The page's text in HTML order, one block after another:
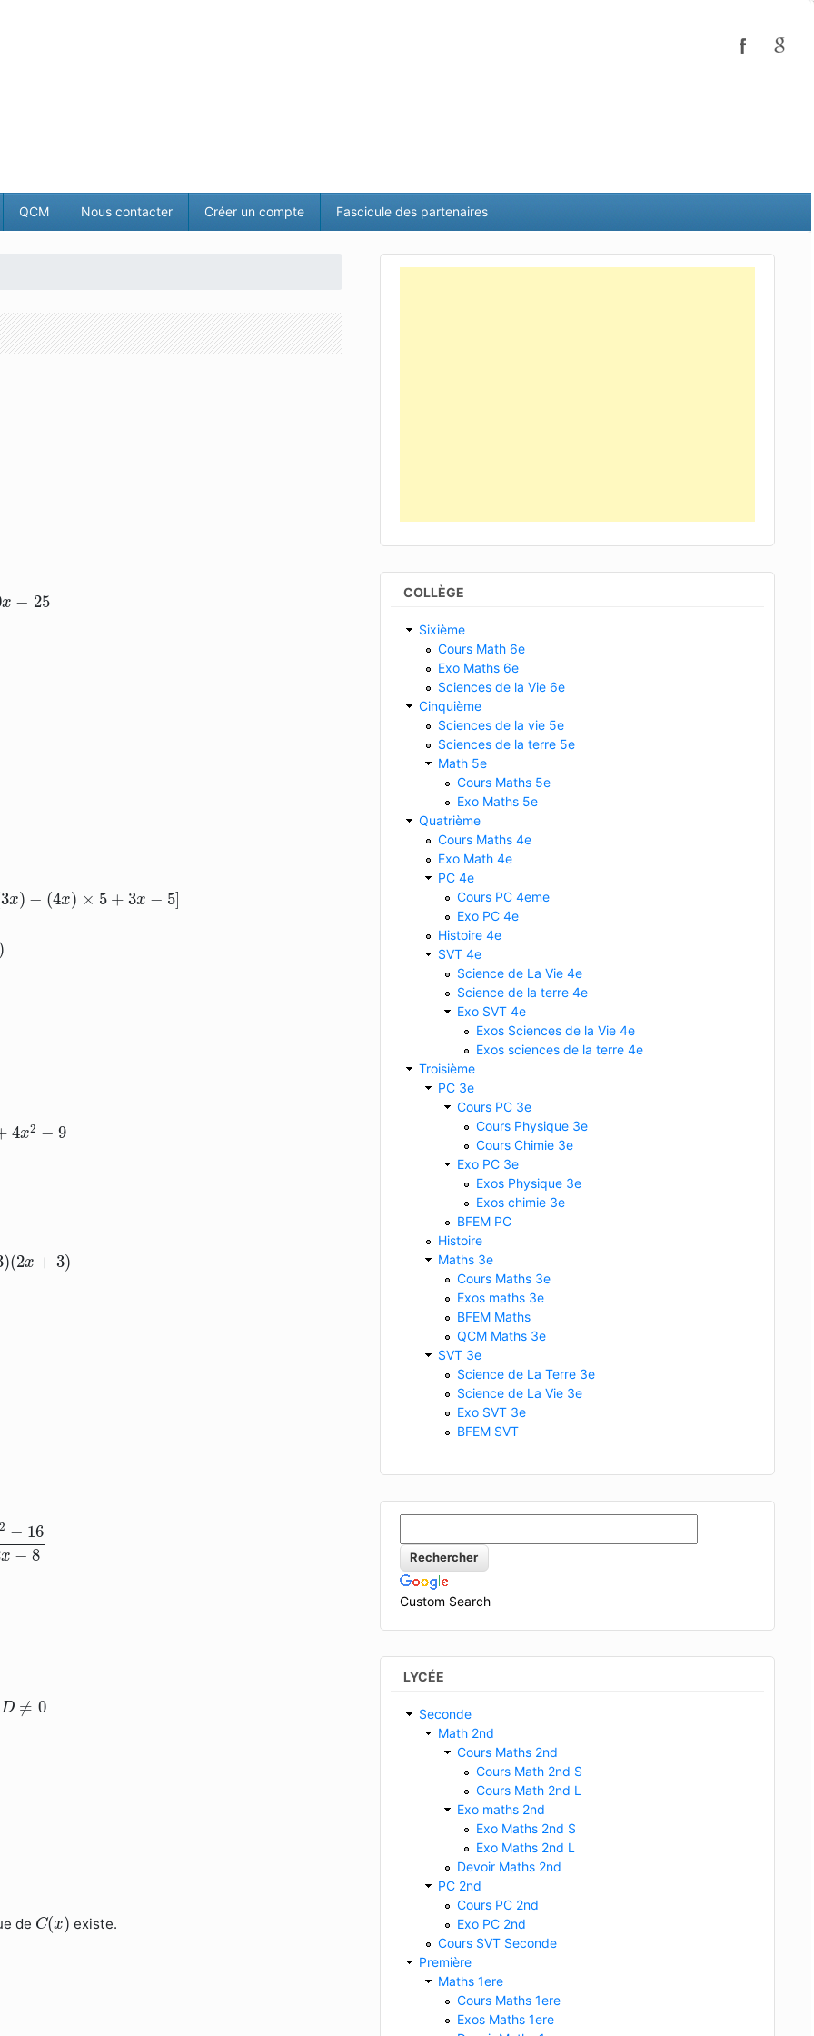
QCM Nous contacter Créer un compte Fascicule des partenaires
x − 25
3x) − (4x) × 5 + 3x − 5]
)
20x+3 x−5)=9
4x2 − 9
9
)(2x + 3)
x −3)(3−4x +1
2 − 16
x − 8
−16 2x−
D ≠ 0
D≠ 0
de C(x)
C( ) existe.
COLLÈGE
Sixième
Cours Math 6e
Exo Maths 6e
Sciences de la Vie 6e
Cinquième
Sciences de la vie 5e
Sciences de la terre 5e
Math 5e
Cours Maths 5e
Exo Maths 5e
Quatrième
Cours Maths 4e
Exo Math 4e
PC 4e
Cours PC 4eme
Exo PC 4e
Histoire 4e
SVT 4e
Science de La Vie 4e
Science de la terre 4e
Exo SVT 4e
Exos Sciences de la Vie 4e
Exos sciences de la terre 4e
Troisième
PC 3e
Cours PC 3e
Cours Physique 3e
Cours Chimie 3e
Exo PC 3e
Exos Physique 3e
Exos chimie 3e
BFEM PC
Histoire
Maths 3e
Cours Maths 3e
Exos maths 3e
BFEM Maths
QCM Maths 3e
SVT 3e
Science de La Terre 3e
Science de La Vie 3e
Exo SVT 3e
BFEM SVT
Custom Search
LYCÉE
Seconde
Math 2nd
Cours Maths 2nd
Cours Math 2nd S
Cours Math 2nd L
Exo maths 2nd
Exo Maths 2nd S
Exo Maths 2nd L
Devoir Maths 2nd
PC 2nd
Cours PC 2nd
Exo PC 2nd
Cours SVT Seconde
Première
Maths 1ere
Cours Maths 1ere
Exos Maths 1ere